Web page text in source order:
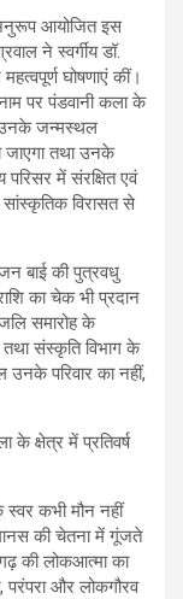
आयोजित इस
ने स्वर्गीय डॉ.
घोषणाएं कीं।
पर पंडवानी कला के
उनके जन्मस्थल
जाएगा तथा उनके
परिसर में संरक्षित एवं
सांस्कृतिक विरासत से
बाई की पुत्रवधु
का चेक भी प्रदान
समारोह के
संस्कृति विभाग के
परिवार का नहीं,
कभी मौन नहीं
की चेतना में गूंजते
की लोकआत्मा का
परंपरा और लोकगौरव